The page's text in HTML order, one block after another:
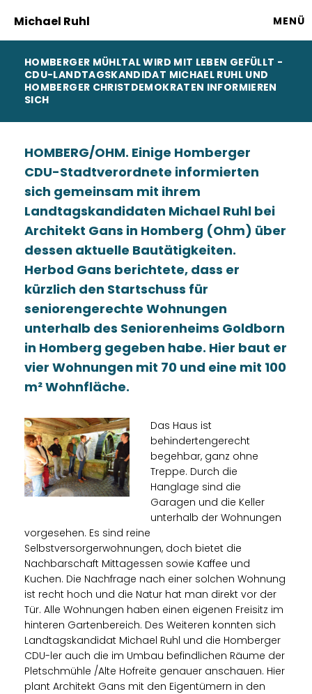
Michael Ruhl MENÜ
HOMBERGER MÜHLTAL WIRD MIT LEBEN GEFÜLLT -
CDU-LANDTAGSKANDIDAT MICHAEL RUHL UND
HOMBERGER CHRISTDEMOKRATEN INFORMIEREN
SICH
HOMBERG/OHM. Einige Homberger
CDU-Stadtverordnete informierten
sich gemeinsam mit ihrem
Landtagskandidaten Michael Ruhl bei
Architekt Gans in Homberg (Ohm) über
dessen aktuelle Bautätigkeiten.
Herbod Gans berichtete, dass er
kürzlich den Startschuss für
seniorengerechte Wohnungen
unterhalb des Seniorenheims Goldborn
in Homberg gegeben habe. Hier baut er
vier Wohnungen mit 70 und eine mit 100
m² Wohnfläche.
Das Haus ist
behindertengerecht
begehbar, ganz ohne
Treppe. Durch die
Hanglage sind die
Garagen und die Keller
unterhalb der Wohnungen
vorgesehen. Es sind reine
Selbstversorgerwohnungen, doch bietet die
Nachbarschaft Mittagessen sowie Kaffee und
Kuchen. Die Nachfrage nach einer solchen Wohnung
ist recht hoch und die Natur hat man direkt vor der
Tür. Alle Wohnungen haben einen eigenen Freisitz im
hinteren Gartenbereich. Des Weiteren konnten sich
Landtagskandidat Michael Ruhl und die Homberger
CDU-ler auch die im Umbau befindlichen Räume der
Pletschmühle /Alte Hofreite genauer anschauen. Hier
plant Architekt Gans mit den Eigentümern in den